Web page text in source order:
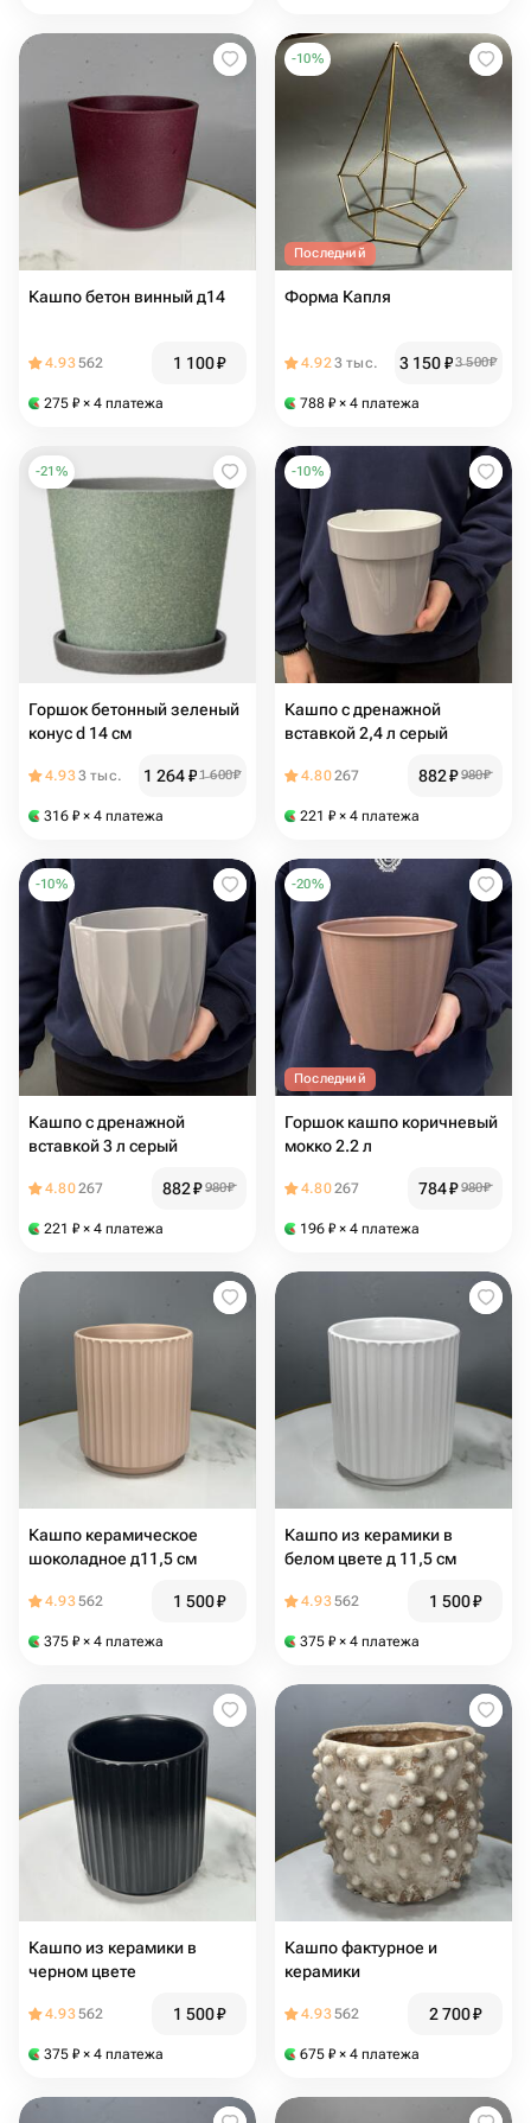
Кашпо бетон винный д14
4.93562 1 100₽
275 ₽ × 4 платежа
-10%
Последний
Форма Капля
4.923 тыс. 3 150₽3 500₽
788 ₽ × 4 платежа
-21 %
Горшок бетонный зеленый
конус d 14 см
4.933 тыс. 1 264₽1 600₽
316 ₽ × 4 платежа
-10%
Кашпо с дренажной
вставкой 2,4 л серый
4.80267 882₽ 980₽
221 ₽ × 4 платежа
-10%
Кашпо с дренажной
вставкой 3 л серый
4.80267 882₽ 980₽
221 ₽ × 4 платежа
-20%
Последний
Горшок кашпо коричневый
мокко 2.2 л
4.80267 784₽ 980₽
196 ₽ × 4 платежа
Кашпо керамическое
шоколадное д11,5 см
4.93562 1 500₽
375 ₽ × 4 платежа
Кашпо из керамики в
белом цвете д 11,5 см
4.93562 1 500₽
375 ₽ × 4 платежа
Кашпо из керамики в
черном цвете
4.93562 1 500₽
375 ₽ × 4 платежа
Кашпо фактурное и
керамики
4.93562 2 700₽
675 ₽ × 4 платежа